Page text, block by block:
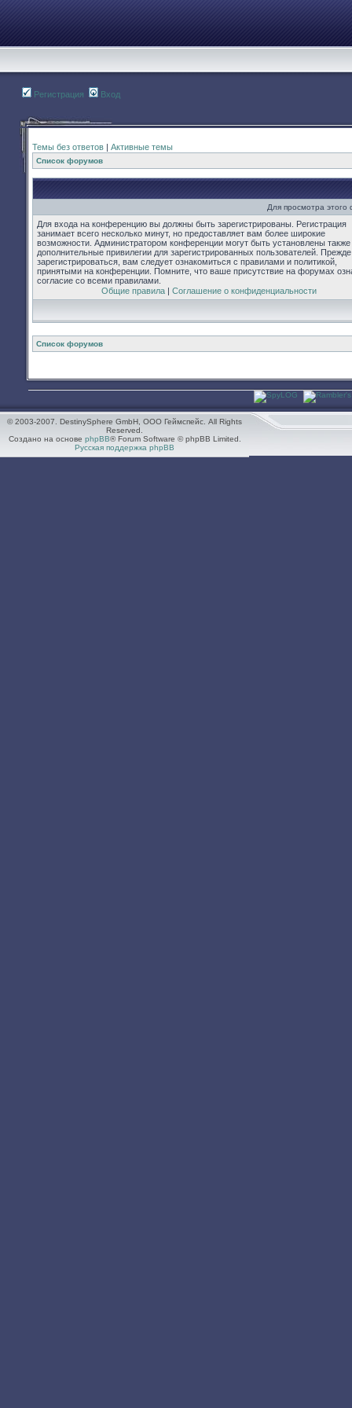
Регистрация Вход
Темы без ответов | Активные темы
Список форумов
Для просмотра
Для входа на конференцию вы должны быть зарегистрированы. Регистрация
занимает всего несколько минут, но предоставляет вам более широкие
возможности. Администратором конференции могут быть установлены также
дополнительные привилегии для зарегистрированных пользователей.
зарегистрироваться, вам следует ознакомиться с правилами и политикой,
принятыми на конференции. Помните, что ваше присутствие на форумах
согласие со всеми правилами.
Общие правила| Соглашение о конфиденциальности
Список форумов
© 2003-2007. DestinySphere GmbH, ООО Геймспейс. All Rights
Reserved.
Создано на основе phpBB® Forum Software © phpBB Limited.
Русская поддержка phpBB